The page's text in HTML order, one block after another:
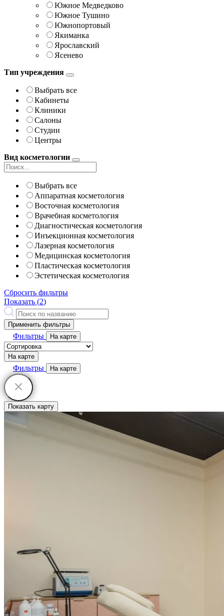
Южное Медведково
Южное Тушино
Южнопортовый
Якиманка
Ярославский
Ясенево
Тип учреждения
Выбрать все
Кабинеты
Клиники
Салоны
Студии
Центры
Вид косметологии
Выбрать все
Аппаратная косметология
Восточная косметология
Врачебная косметология
Диагностическая косметология
Инъекционная косметология
Лазерная косметология
Медицинская косметология
Пластическая косметология
Эстетическая косметология
Сбросить фильтры
Показать (2)
Применить фильтры
Фильтры На карте
На карте
Фильтры На карте
Показать карту